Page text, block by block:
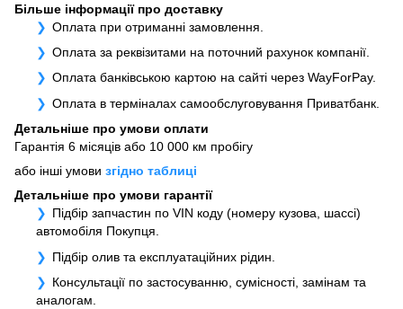
Більше інформації про доставку
Оплата при отриманні замовлення.
Оплата за реквізитами на поточний рахунок компанії.
Оплата банківською картою на сайті через WayForPay.
Оплата в терміналах самообслуговування Приватбанк.
Детальніше про умови оплати
Гарантія 6 місяців або 10 000 км пробігу
або інші умови згідно таблиці
Детальніше про умови гарантії
Підбір запчастин по VIN коду (номеру кузова, шассі)
автомобіля Покупця.
Підбір олив та експлуатаційних рідин.
Консультації по застосуванню, сумісності, замінам та
аналогам.